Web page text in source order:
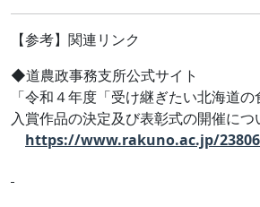
【参考】関連リンク
◆道農政事務支所公式サイト
「令和４年度「受け継ぎたい北海道
入賞作品の決定及び表彰式の開催につ
https://www.rakuno.ac.jp/